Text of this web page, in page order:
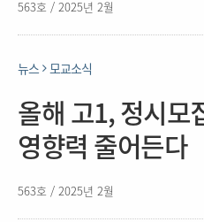
563호 / 2025년 2월
뉴스 모교소식
올해 고1, 정시모
영향력 줄어든다
563호 / 2025년 2월